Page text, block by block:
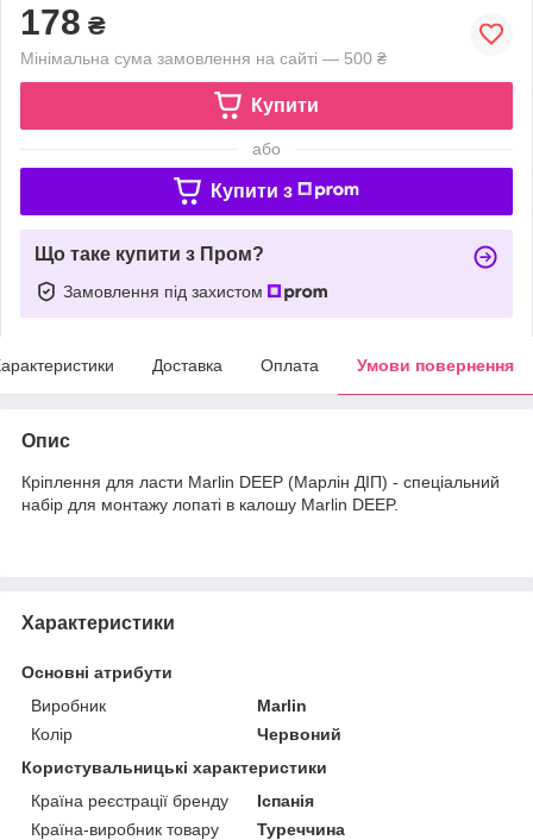
178 ₴
Мінімальна сума замовлення на сайті — 500 ₴
Купити
або
Купити з
Що таке купити з Пром?
Замовлення під захистом
Доставка Оплата Умови повернення
Опис
Кріплення для ласти Marlin DEEP (Марлін ДІП) - спеціальний
набір для монтажу лопаті в калошу Marlin DEEP.
Характеристики
Основні атрибути
Виробник
Marlin
Колір
Червоний
Користувальницькі характеристики
Країна реєстрації бренду
Іспанія
Країна-виробник товару
Туреччина